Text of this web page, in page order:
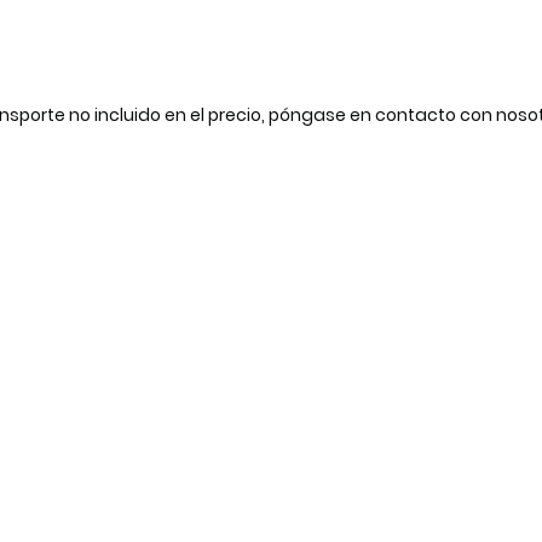
no incluido en el precio, póngase en contacto con